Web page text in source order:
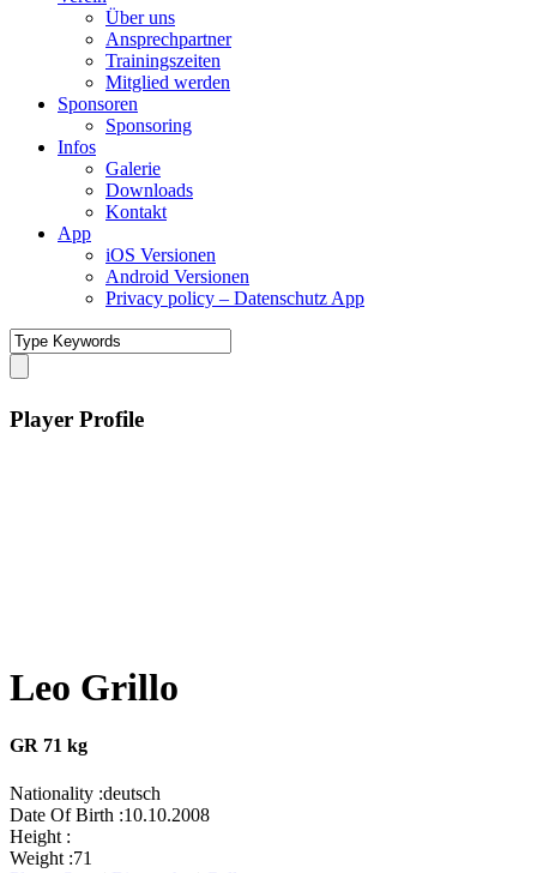
Über uns
Ansprechpartner
Trainingszeiten
Mitglied werden
Sponsoren
Sponsoring
Infos
Galerie
Downloads
Kontakt
App
iOS Versionen
Android Versionen
Privacy policy – Datenschutz App
Player Profile
Leo Grillo
GR 71 kg
Nationality :deutsch
Date Of Birth :10.10.2008
Height :
Weight :71